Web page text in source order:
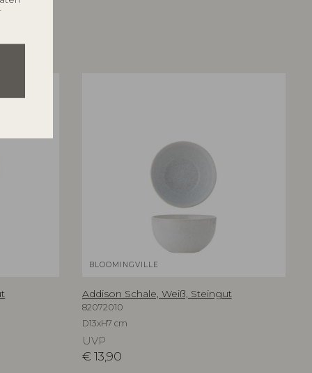
BLOOMINGVILLE
Addison Schale, Weiß, Steingut
82072010
D13xH7 cm
UVP
€ 13,90